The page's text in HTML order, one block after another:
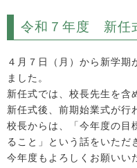
令和７年度 新任
４月７日（月）から新学期
ました。
新任式では、校長先生を含
新任式後、前期始業式が行
校長からは、「今年度の目
ること」という話をいただ
今年度もよろしくお願いい